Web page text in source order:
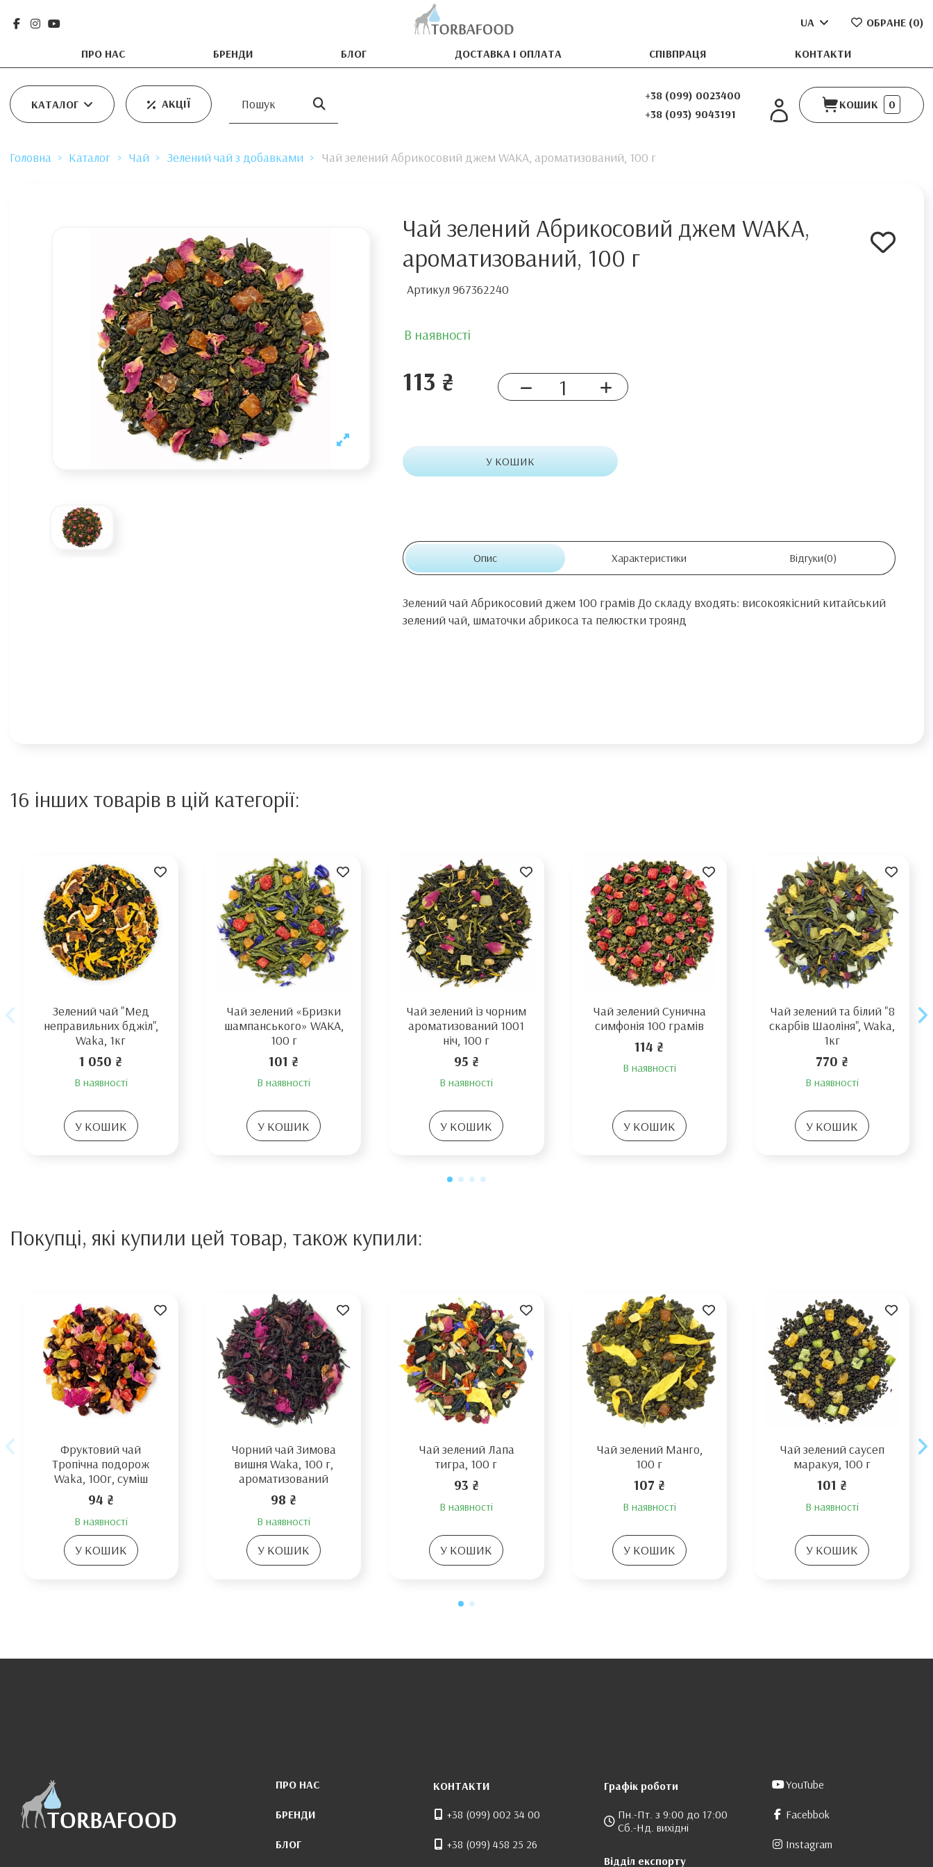
ПРО НАС БРЕНДИ БЛОГ ДОСТАВКА І ОПЛАТА СПІВПРАЦЯ КОНТАКТИ
UA ОБРАНЕ (0)
КАТАЛОГ АКЦІЇ
+38 (099) 0023400
+38 (093) 9043191
КОШИК 0
Головна Каталог Чай Зелений чай з добавками Чай зелений Абрикосовий джем WAKA, ароматизований, 100 г
Чай зелений Абрикосовий джем WAKA,
ароматизований, 100 г
Артикул 967362240
В наявності
113 ₴
У КОШИК
Опис Характеристики Відгуки(0)
Зелений чай Абрикосовий джем 100 грамів До складу входять: високоякісний китайський
зелений чай, шматочки абрикоса та пелюстки троянд
16 інших товарів в цій категорії:
Зелений чай "Мед
неправильних бджіл",
Waka, 1кг
1 050 ₴
В наявності
У КОШИК
Чай зелений «Бризки
шампанського» WAKA,
100 г
101 ₴
В наявності
У КОШИК
Чай зелений із чорним
ароматизований 1001
ніч, 100 г
95 ₴
В наявності
У КОШИК
Чай зелений Сунична
симфонія 100 грамів
114 ₴
В наявності
У КОШИК
Чай зелений та білий "8
скарбів Шаоліня", Waka,
1кг
770 ₴
В наявності
У КОШИК
Покупці, які купили цей товар, також купили:
Фруктовий чай
Тропічна подорож
Waka, 100г, суміш
94 ₴
В наявності
У КОШИК
Чорний чай Зимова
вишня Waka, 100 г,
ароматизований
98 ₴
В наявності
У КОШИК
Чай зелений Лапа
тигра, 100 г
93 ₴
В наявності
У КОШИК
Чай зелений Манго,
100 г
107 ₴
В наявності
У КОШИК
Чай зелений саусеп
маракуя, 100 г
101 ₴
В наявності
У КОШИК
ПРО НАС
БРЕНДИ
БЛОГ
КОНТАКТИ
+38 (099) 002 34 00
+38 (099) 458 25 26
Графік роботи
Пн.-Пт. з 9:00 до 17:00
Сб.-Нд. вихідні
Відділ експорту
YouTube
Facebbok
Instagram